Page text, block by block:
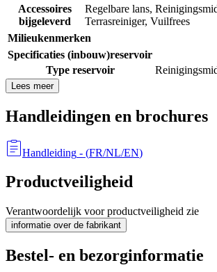
Accessoires
bijgeleverd
Regelbare lans,
Terrasreiniger, Vuilfrees
Milieukenmerken
Specificaties (inbouw)reservoir
Type reservoir
Lees meer
Handleidingen en brochures
Handleiding - (FR/NL/EN)
Productveiligheid
Verantwoordelijk voor productveiligheid zie
informatie over de fabrikant
Bestel- en bezorginformatie